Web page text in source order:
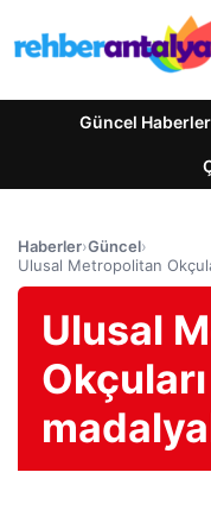
Güncel Haberler
Haberler›Güncel›
Ulusal Metropolitan
Ulusal